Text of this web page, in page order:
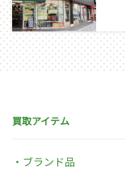
買取アイテム
ブランド品